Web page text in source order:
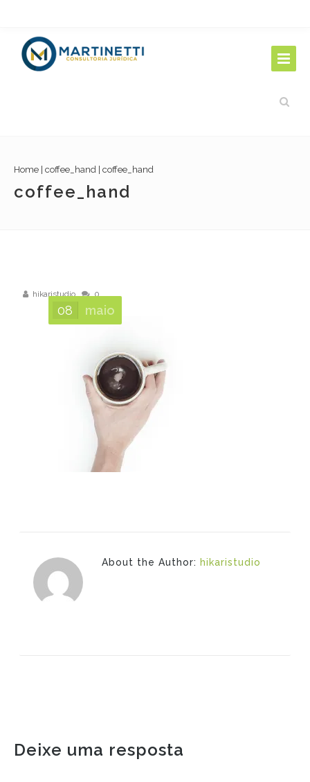
Home coffee_hand coffee_hand
coffee_hand
hikaristudio 0
08 maio
About the Author: hikaristudio
Deixe uma resposta